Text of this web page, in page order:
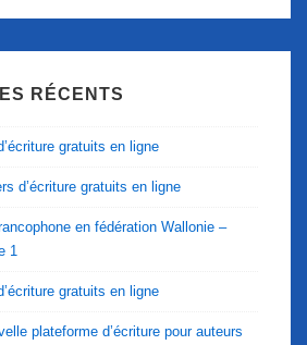
RÉCENTS
gratuits en ligne
d’écriture gratuits en ligne
en fédération Wallonie –
1
gratuits en ligne
plateforme d’écriture pour auteurs